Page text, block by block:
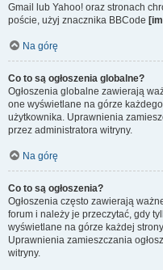
Gmail lub Yahoo! oraz stronach
poście, użyj znacznika BBCode
Na górę
Co to są ogłoszenia globalne?
Ogłoszenia globalne zawierają
one wyświetlane na górze
użytkownika. Uprawnienia
przez administratora witryny.
Na górę
Co to są ogłoszenia?
Ogłoszenia często zawierają
forum i należy je przeczytać, gdy
wyświetlane na górze każdej
Uprawnienia zamieszczania
witryny.